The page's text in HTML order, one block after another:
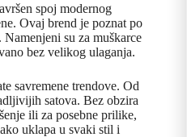
spoj modernog
Ovaj brend je poznat po
su za muškarce
bez velikog ulaganja.
savremene trendove. Od
satova. Bez obzira
ili za posebne prilike,
uklapa u svaki stil i